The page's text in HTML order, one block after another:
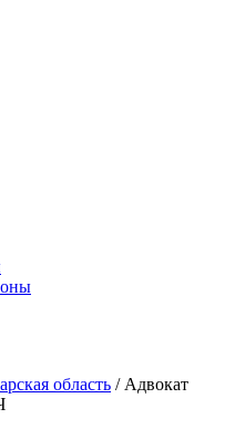
область / Адвокат